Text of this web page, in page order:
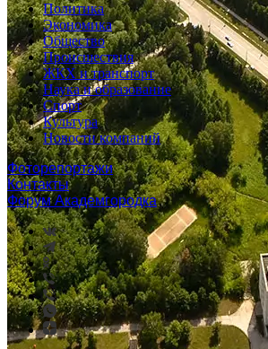
Политика
Экономика
Общество
Происшествия
ЖКХ и транспорт
Наука и образование
Спорт
Культура
Новости компаний
Фоторепортажи
Контакты
Форум Академгородка